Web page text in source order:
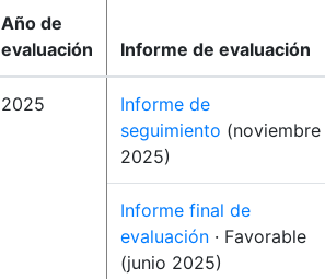
Año de
evaluación
Informe de evaluación
2025
Informe de
seguimiento (noviembre
2025)
Informe final de
evaluación · Favorable
(junio 2025)